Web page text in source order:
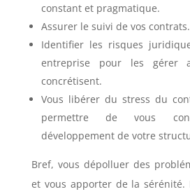
constant et pragmatique.
Assurer le suivi de vos contrats.
Identifier les risques
entreprise pour les gérer
concrétisent.
Vous libérer du stress du
permettre de vous
développement de votre
Bref, vous dépolluer des
et vous apporter de la sérénité.